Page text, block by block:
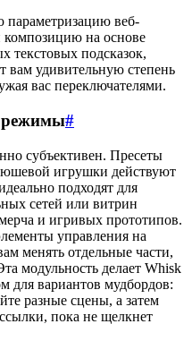
параметризацию веб-
композицию на основе
текстовых подсказок,
вам удивительную степень
вас переключателями.
режимы#
субъективен. Пресеты
игрушки действуют
подходят для
сетей или витрин
и игривых прототипов.
управления на
менять отдельные части,
модульность делает Whisk
для вариантов мудбордов:
разные сцены, а затем
пока не щелкнет